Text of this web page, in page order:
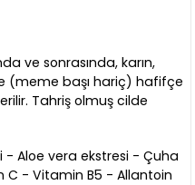
ve sonrasında, karın,
(meme başı hariç) hafifçe
Tahriş olmuş cilde
- Aloe vera ekstresi - Çuha
C - Vitamin B5 - Allantoin